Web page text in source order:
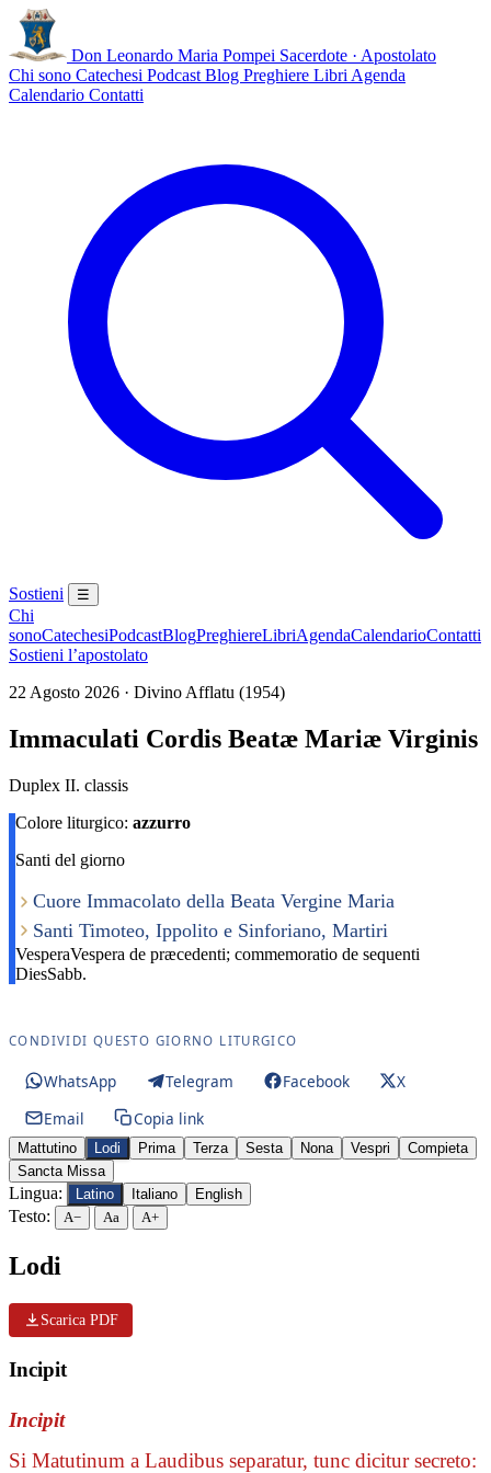
Don Leonardo Maria Pompei Sacerdote · Apostolato
Chi sono Catechesi Podcast Blog Preghiere Libri Agenda
Calendario Contatti
Sostieni ☰
Chi
sonoCatechesiPodcastBlogPreghiereLibriAgendaCalendarioContatti
Sostieni l’apostolato
22 Agosto 2026 · Divino Afflatu (1954)
Immaculati Cordis Beatæ Mariæ Virginis
Duplex II. classis
Colore liturgico: azzurro
Santi del giorno
Cuore Immacolato della Beata Vergine Maria
Santi Timoteo, Ippolito e Sinforiano, Martiri
VesperaVespera de præcedenti; commemoratio de sequenti
DiesSabb.
CONDIVIDI QUESTO GIORNO LITURGICO
WhatsApp Telegram Facebook
X
Email
Copia link
Mattutino Lodi Prima Terza Sesta Nona Vespri
Compieta
Sancta Missa
Lingua: Latino Italiano English
Testo: A− Aa A+
Lodi
Scarica PDF
Incipit
Incipit
Si Matutinum a Laudibus separatur, tunc dicitur secreto: